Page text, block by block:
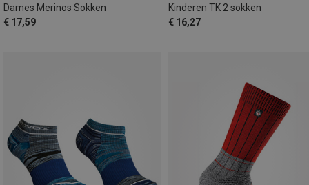
Dames Merinos Sokken
€ 17,59
Kinderen TK 2 sokken
€ 16,27